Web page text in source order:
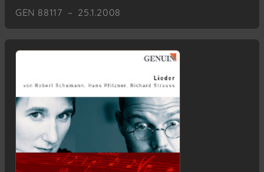
GEN 88117 – 25.1.2008